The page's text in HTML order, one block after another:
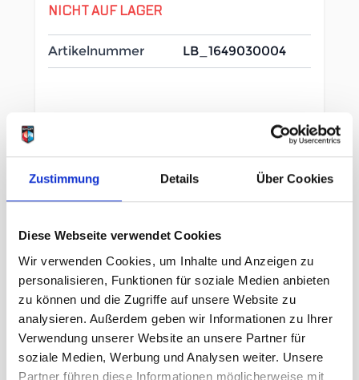
Zustimmung Details Über Cookies
Diese Webseite verwendet Cookies
Wir verwenden Cookies, um Inhalte und Anzeigen zu
personalisieren, Funktionen für soziale Medien anbieten
zu können und die Zugriffe auf unsere Website zu
analysieren. Außerdem geben wir Informationen zu Ihrer
Verwendung unserer Website an unsere Partner für
soziale Medien, Werbung und Analysen weiter. Unsere
Partner führen diese Informationen möglicherweise mit
NICHT AUF LAGER
Artikelnummer LB_1649030004
Beschreibung /Deuter Aircontact Core 65+10
SL graphite
Aircontact System
Lastenübertragung durch Y-Rahmen
VariSlide-Rückenlängenanpassung
Tragekomfort dank beweglicher,